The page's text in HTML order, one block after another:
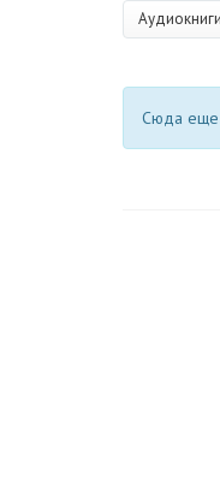
Аудиокниги
Сюда еще